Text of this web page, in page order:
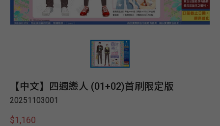
【中文】四週戀人 (01+02)首刷限定版
20251103001
$1,160